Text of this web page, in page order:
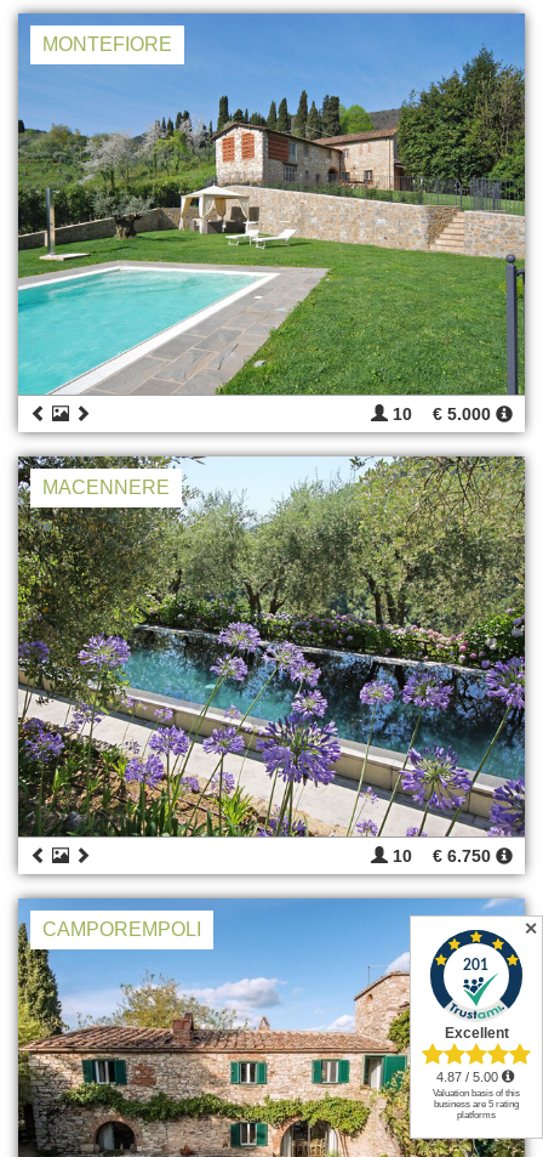
MONTEFIORE
10 € 5.000
MACENNERE
10 € 6.750
CAMPOREMPOLI ✕